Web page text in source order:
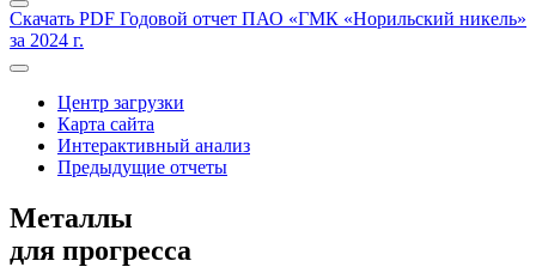
Скачать PDF Годовой отчет ПАО «ГМК «Норильский никель»
за 2024 г.
Центр загрузки
Карта сайта
Интерактивный анализ
Предыдущие отчеты
Металлы
для прогресса